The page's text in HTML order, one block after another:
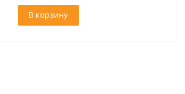
В корзину